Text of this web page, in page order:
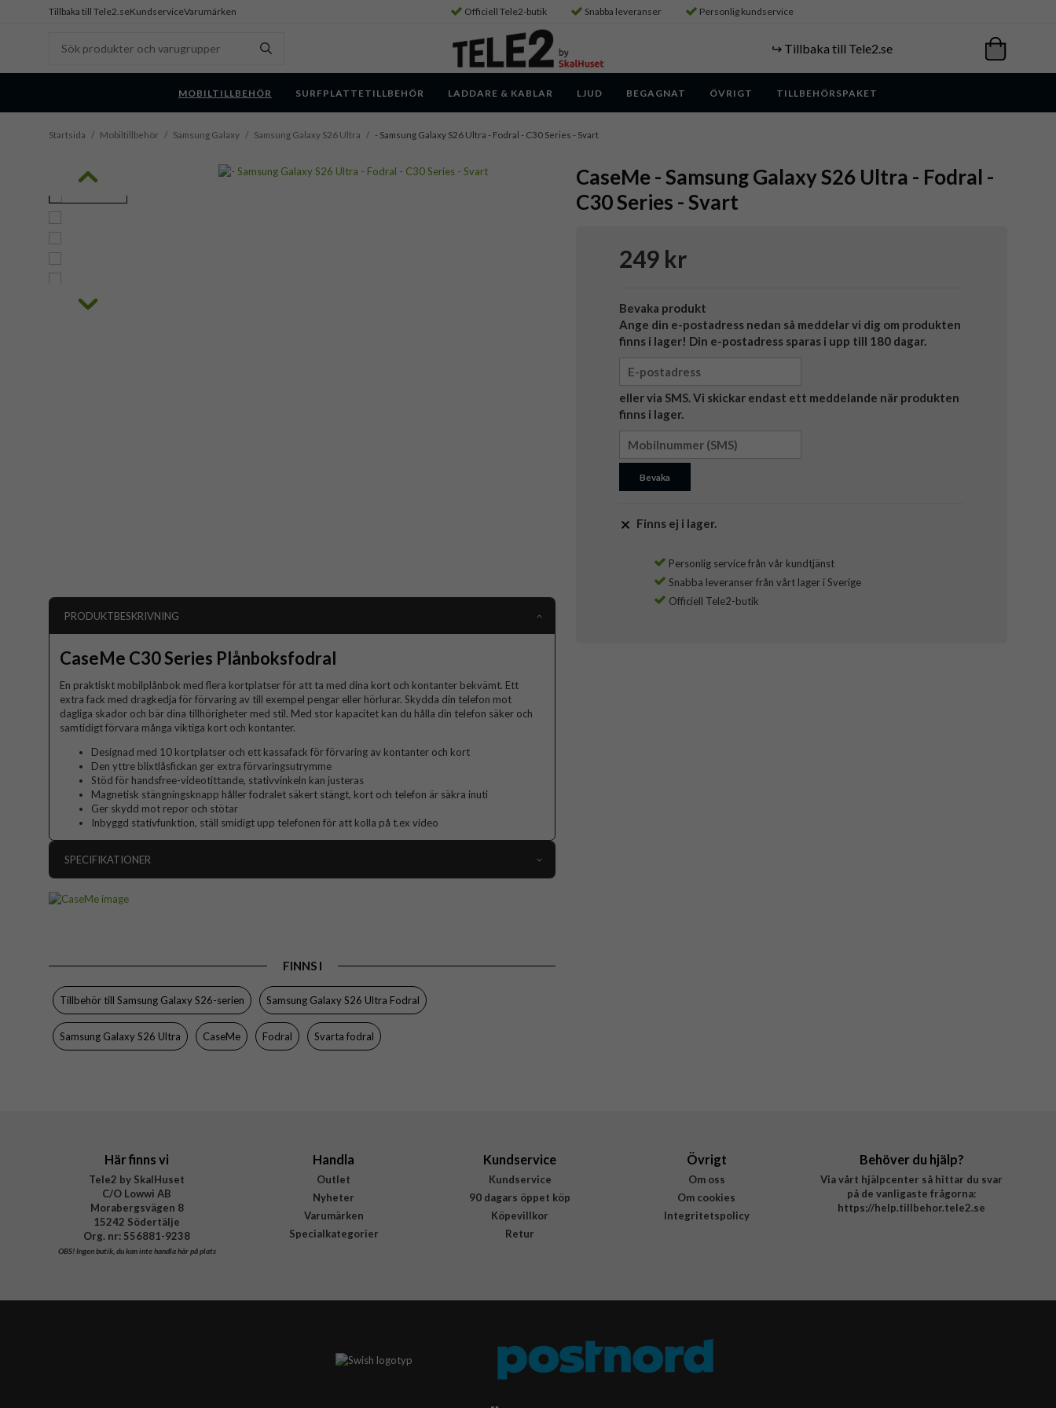
Tillbaka till Tele2.seKundserviceVarumärken Officiell Tele2-butik Snabba leveranser Personlig kundservice
↪️ Tillbaka till Tele2.se
MOBILTILLBEHÖR SURFPLATTETILLBEHÖR LADDARE & KABLAR LJUD BEGAGNAT ÖVRIGT TILLBEHÖRSPAKET
Startsida / Mobiltillbehör / Samsung Galaxy / Samsung Galaxy S26 Ultra / - Samsung Galaxy S26 Ultra - Fodral - C30 Series - Svart
CaseMe - Samsung Galaxy S26 Ultra - Fodral -
C30 Series - Svart
249 kr
Bevaka produkt
Ange din e-postadress nedan så meddelar vi dig om produkten
finns i lager! Din e-postadress sparas i upp till 180 dagar.
eller via SMS. Vi skickar endast ett meddelande när produkten
finns i lager.
Bevaka
Finns ej i lager.
Personlig service från vår kundtjänst
Snabba leveranser från vårt lager i Sverige
Officiell Tele2-butik
PRODUKTBESKRIVNING
CaseMe C30 Series Plånboksfodral
En praktiskt mobilplånbok med flera kortplatser för att ta med dina kort och kontanter bekvämt. Ett
extra fack med dragkedja för förvaring av till exempel pengar eller hörlurar. Skydda din telefon mot
dagliga skador och bär dina tillhörigheter med stil. Med stor kapacitet kan du hålla din telefon säker och
samtidigt förvara många viktiga kort och kontanter.
Designad med 10 kortplatser och ett kassafack för förvaring av kontanter och kort
Den yttre blixtlåsfickan ger extra förvaringsutrymme
Stöd för handsfree-videotittande, stativvinkeln kan justeras
Magnetisk stängningsknapp håller fodralet säkert stängt, kort och telefon är säkra inuti
Ger skydd mot repor och stötar
Inbyggd stativfunktion, ställ smidigt upp telefonen för att kolla på t.ex video
SPECIFIKATIONER
Egenskaper
Dragkedja, Handrem, Kortfack, Stativfunktion
Färg
Material
Konstläder, Mjukplast (TPU)
Varumärke
FINNS I
Tillbehör till Samsung Galaxy S26-serien Samsung Galaxy S26 Ultra Fodral
Samsung Galaxy S26 Ultra CaseMe Fodral Svarta fodral
Här finns vi
Tele2 by SkalHuset
C/O Lowwi AB
Morabergsvägen 8
15242 Södertälje
Org. nr: 556881-9238
OBS!Ingen butik, du kan inte handla här på plats
Handla
Outlet
Nyheter
Varumärken
Specialkategorier
Kundservice
Kundservice
90 dagars öppet köp
Köpevillkor
Retur
Övrigt
Om oss
Om cookies
Integritetspolicy
Behöver du hjälp?
Via vårt hjälpcenter så hittar du svar
på de vanligaste frågorna:
https://help.tillbehor.tele2.se